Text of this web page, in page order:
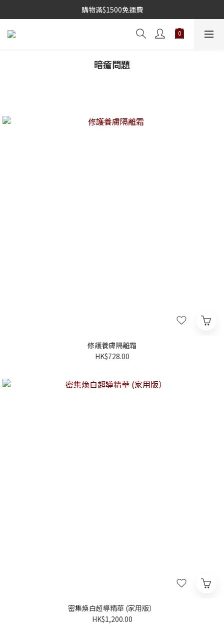
購物滿$1500免運費
暗瘡問題
修護養膚隔離霜
HK$728.00
密集煥白超導精華 (家用版）
HK$1,200.00